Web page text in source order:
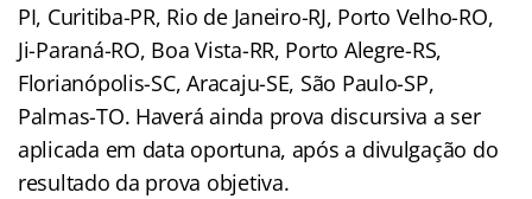
PI, Curitiba-PR, Rio de Janeiro-RJ, Porto Velho-RO,
Ji-Paraná-RO, Boa Vista-RR, Porto Alegre-RS,
Florianópolis-SC, Aracaju-SE, São Paulo-SP,
Palmas-TO. Haverá ainda prova discursiva a ser
aplicada em data oportuna, após a divulgação do
resultado da prova objetiva.